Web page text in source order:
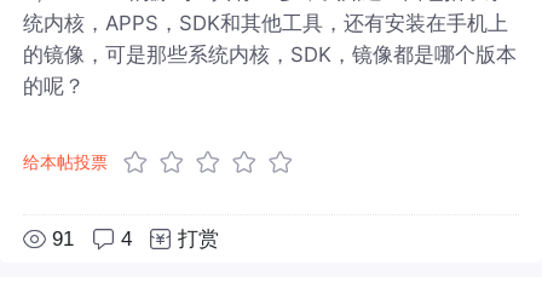
统内核，APPS，SDK和其他工具，还有安装在手机上
的镜像，可是那些系统内核，SDK，镜像都是哪个版本
的呢？
给本帖投票
91 4 打赏